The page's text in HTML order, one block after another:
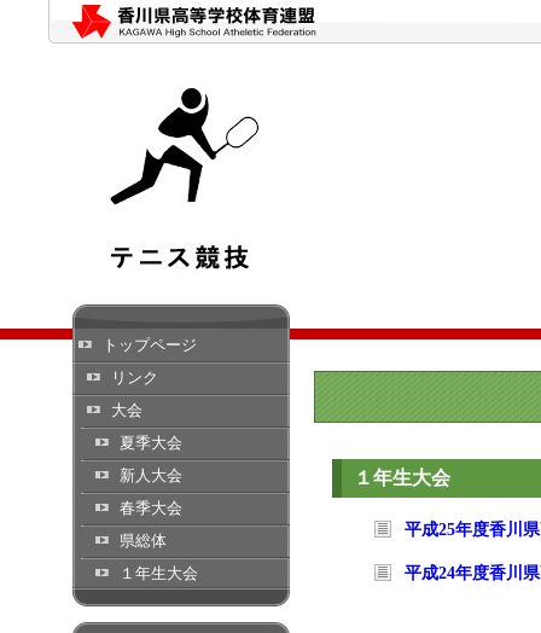
トップページ
リンク
大会
夏季大会
新人大会
春季大会
県総体
１年生大会
１年生大会
平成25年度香川
平成24年度香川